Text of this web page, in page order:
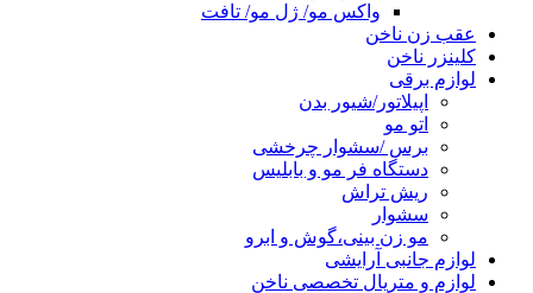
واکس مو/ ژل مو/ تافت
عقب زن ناخن
کلینزر ناخن
لوازم برقی
اپیلاتور/شیور بدن
اتو مو
برس /سشوار چرخشی
دستگاه فر مو و بابلیس
ریش تراش
سشوار
مو زن بینی،گوش و ابرو
لوازم جانبی آرایشی
لوازم و متریال تخصصی ناخن